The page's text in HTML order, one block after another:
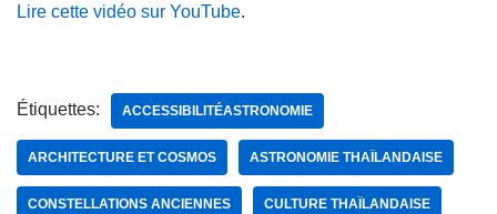
Lire cette vidéo sur YouTube.
Étiquettes: ACCESSIBILITÉASTRONOMIE
ARCHITECTURE ET COSMOS ASTRONOMIE THAÏLANDAISE
CONSTELLATIONS ANCIENNES CULTURE THAÏLANDAISE